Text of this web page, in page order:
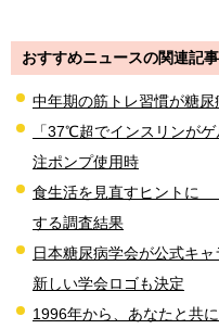
おすすめニュースの関連記事
中年期の筋トレ習慣が糖
「37℃超でインスリンが
注ポンプ使用時
食生活を見直すヒントに
する調査結果
日本糖尿病学会が公式キ
新しい学会ロゴも決定
1996年から、あなたと共